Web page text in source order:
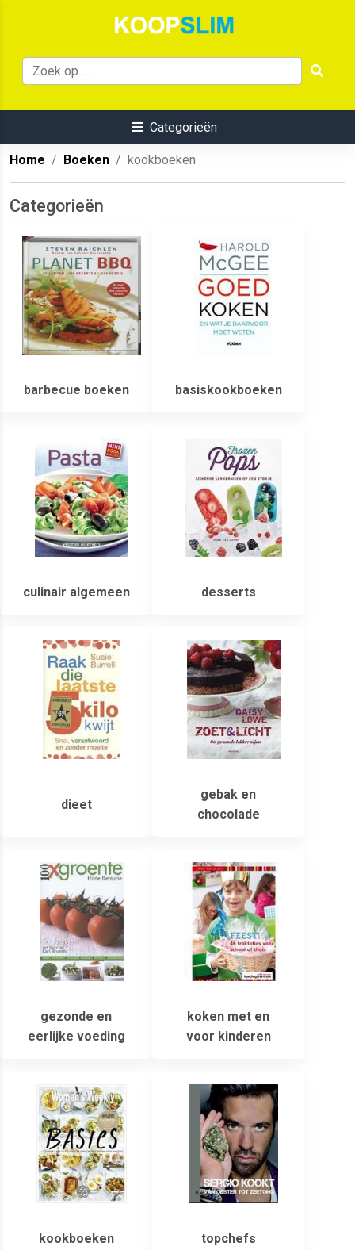
Categorieën
Home Boeken kookboeken
Categorieën
barbecue boeken basiskookboeken
culinair algemeen desserts
dieet
gebak en
chocolade
gezonde en
eerlijke voeding
koken met en
voor kinderen
kookboeken topchefs